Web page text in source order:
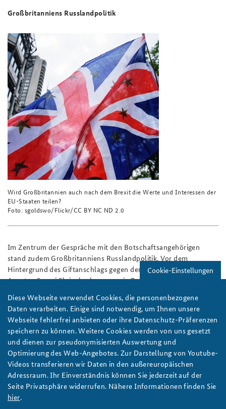
Großbritanniens Russlandpolitik
Wird Großbritannien auch nach dem Brexit die Werte und Interessen der
EU-Staaten teilen?
Foto: sgoldswo/Flickr/CC BY NC ND 2.0
Im Zentrum der Gespräche mit den Botschaftsangehörigen
stand zudem Großbritanniens Russlandpolitik. Vor dem
Hintergrund des Giftanschlags gegen den ehemaligen russischen
Agenten Sergei Skripal sehe man, wie Russland die
Botschaftsvertreter. Der Vorfall von Salisbury reihe sich in
weitere aggressive Verhaltensmuster ein, wie die Annexion der
Krim oder Hacker-Angriffe auf IT-Strukturen. Dies erfordere ein
koordiniertes Vorgehen und eine gemeinsame Antwort der
westlichen Staaten. Entsprechend sei die Ausweisung russischer
Diplomaten aus zahlreichen westlichen Staaten ein wichtiges
Signal gewesen. Trotz aller Schwierigkeiten betonten die
britischen Botschaftsangehörigen, dass der weitere Dialog mit
Russland unverzichtbar sei, während Großbritannien zugleich
Zeichen der Kooperationsbereitschaft erwarte.
Cookie-Einstellungen
Diese Webseite verwendet Cookies, die personenbezogene
Daten verarbeiten. Einige sind notwendig, um Ihnen unsere
Webseite fehlerfrei anbieten oder ihre Datenschutz-Präferenzen
speichern zu können. Weitere Cookies werden von uns gesetzt
und dienen zur pseudonymisierten Auswertung und
Optimierung des Web-Angebotes. Zur Darstellung von Youtube-
Videos transferieren wir Daten in den außereuropäischen
Adressraum. Ihr Einverständnis können Sie jederzeit auf der
Seite Privatsphäre widerrufen. Nähere Informationen finden Sie
hier.